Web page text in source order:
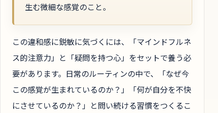
生む微細な感覚のこと。
この違和感に鋭敏に気づくには、「マインドフルネ
ス的注意力」と「疑問を持つ心」をセットで養う必
要があります。日常のルーティンの中で、「なぜ今
この感覚が生まれているのか？」「何が自分を不快
にさせているのか？」と問い続ける習慣をつくるこ